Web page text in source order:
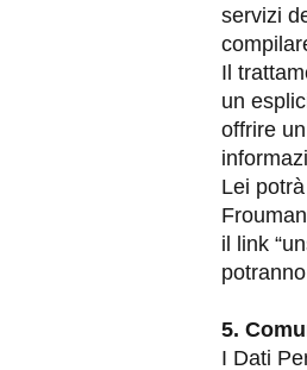
servizi
Il
un
offrire
Lei
il link
5.
I Dati